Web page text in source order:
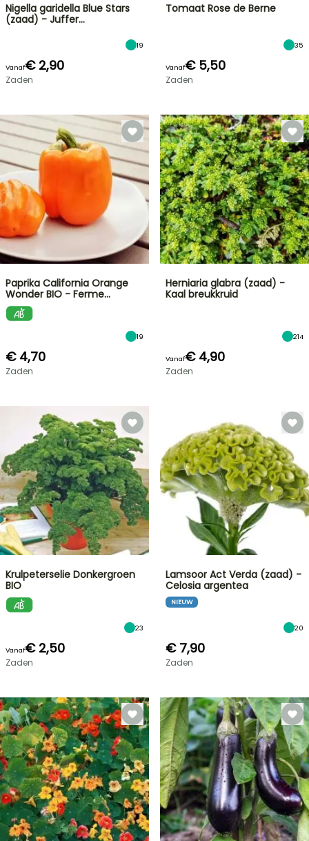
Nigella garidella Blue Stars
(zaad) - Juffer…
19
Vanaf€ 2,90
Zaden
Tomaat Rose de Berne
35
Vanaf€ 5,50
Zaden
Paprika California Orange
Wonder BIO - Ferme…
19
€ 4,70
Zaden
Herniaria glabra (zaad) -
Kaal breukkruid
214
Vanaf€ 4,90
Zaden
Krulpeterselie Donkergroen
BIO
23
Vanaf€ 2,50
Zaden
Lamsoor Act Verda (zaad) -
Celosia argentea
NIEUW
20
€ 7,90
Zaden